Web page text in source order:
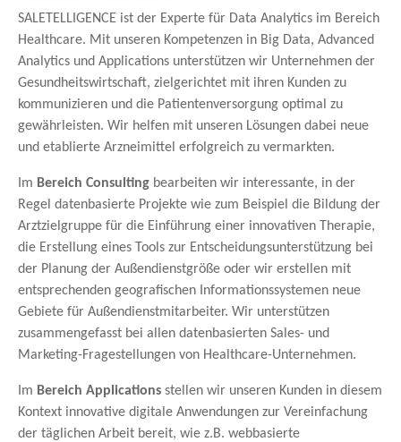
SALETELLIGENCE ist der Experte für Data Analytics im Bereich
Healthcare. Mit unseren Kompetenzen in Big Data, Advanced
Analytics und Applications unterstützen wir Unternehmen der
Gesundheitswirtschaft, zielgerichtet mit ihren Kunden zu
kommunizieren und die Patientenversorgung optimal zu
gewährleisten. Wir helfen mit unseren Lösungen dabei neue
und etablierte Arzneimittel erfolgreich zu vermarkten.
Im Bereich Consulting bearbeiten wir interessante, in der
Regel datenbasierte Projekte wie zum Beispiel die Bildung der
Arztzielgruppe für die Einführung einer innovativen Therapie,
die Erstellung eines Tools zur Entscheidungsunterstützung bei
der Planung der Außendienstgröße oder wir erstellen mit
entsprechenden geografischen Informationssystemen neue
Gebiete für Außendienstmitarbeiter. Wir unterstützen
zusammengefasst bei allen datenbasierten Sales- und
Marketing-Fragestellungen von Healthcare-Unternehmen.
Im Bereich Applications stellen wir unseren Kunden in diesem
Kontext innovative digitale Anwendungen zur Vereinfachung
der täglichen Arbeit bereit, wie z.B. webbasierte